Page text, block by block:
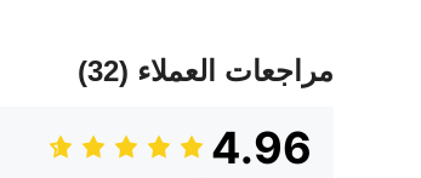
مراجعات العملاء (32)
4.96